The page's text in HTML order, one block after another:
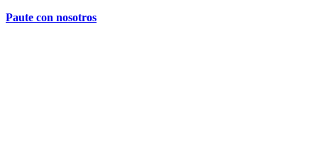
Paute con nosotros